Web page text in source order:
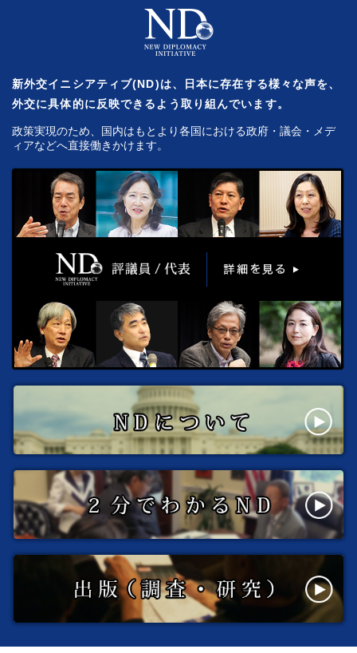
新外交イニシアティブ(ND)は、日本に存在する様々な声を、
外交に具体的に反映できるよう取り組んでいます。
政策実現のため、国内はもとより各国における政府・議会・メデ
ィアなどへ直接働きかけます。